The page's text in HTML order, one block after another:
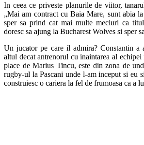
In ceea ce priveste planurile de viitor,
„Mai am contract cu Baia Mare, sunt abia
sper sa prind cat mai multe meciuri ca
doresc sa ajung la Bucharest Wolves si sper
Un jucator pe care il admira? Constantin a
altul decat antrenorul cu inaintarea al
place de Marius Tincu, este din zona de
rugby-ul la Pascani unde l-am inceput si eu
construiesc o cariera la fel de frumoasa ca a